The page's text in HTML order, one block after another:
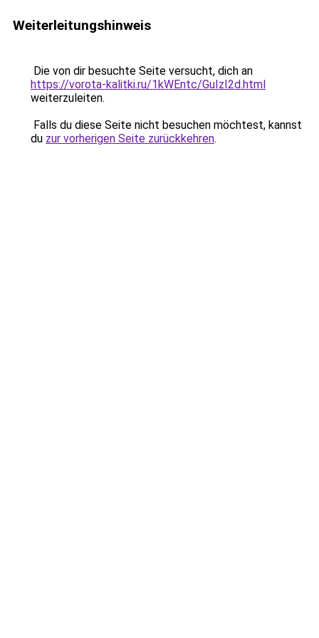
Weiterleitungshinweis
Die von dir besuchte Seite versucht, dich an
https://vorota-kalitki.ru/1kWEntc/GuIzI2d.html
weiterzuleiten.
Falls du diese Seite nicht besuchen möchtest, kannst
du zur vorherigen Seite zurückkehren.